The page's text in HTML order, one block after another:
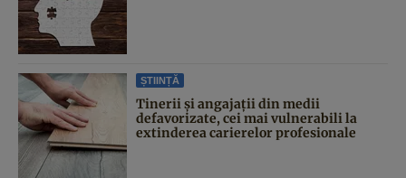
ȘTIINȚĂ
Tinerii și angajații din medii
defavorizate, cei mai vulnerabili la
extinderea carierelor profesionale